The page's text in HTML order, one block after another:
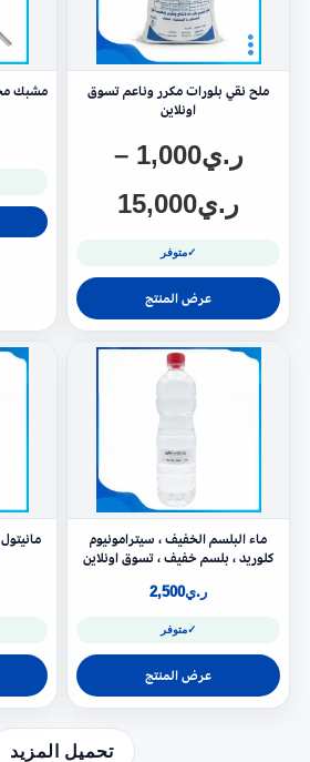
ملح نقي بلورات مكرر وناعم تسوق
اونلاين
ر.ي1,000
–
ر.ي15,000
✓متوفر
عرض المنتج
ماء البلسم الخفيف ، سيترامونيوم
كلوريد ، بلسم خفيف ، تسوق اونلاين
ر.ي2,500
✓متوفر
عرض المنتج
تحميل المزيد